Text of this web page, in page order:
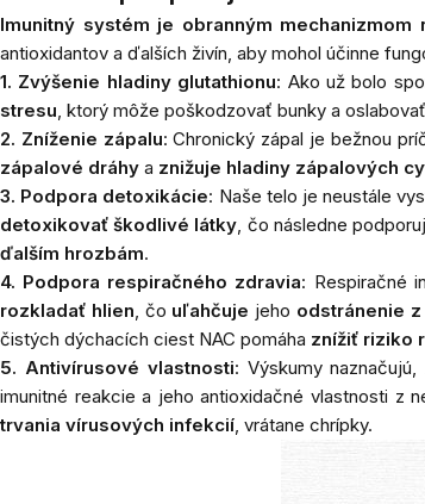
Imunitný systém je obranným
antioxidantov a ďalších živín, aby mohol účinne
1. Zvýšenie hladiny glutathionu: Ako už bolo
stresu , ktorý môže poškodzovať bunky a
2. Zníženie zápalu: Chronický zápal je bežnou
zápalové dráhy a znižuje hladiny zápalových
3. Podpora detoxikácie: Naše telo je neustále
detoxikovať škodlivé látky , čo následne
ďalším hrozbám.
4. Podpora respiračného zdravia: Respiračné
rozkladať hlien , čo uľahčuje jeho odstránenie
čistých dýchacích ciest NAC pomáha znížiť riziko
5. Antivírusové vlastnosti: Výskumy naznačujú,
imunitné reakcie a jeho antioxidačné vlastnosti z
trvania vírusových infekcií , vrátane chrípky.